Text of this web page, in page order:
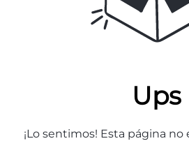
Ups
¡Lo sentimos! Esta página